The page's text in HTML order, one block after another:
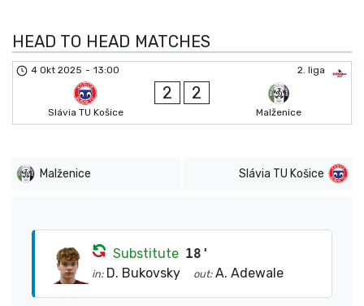
HEAD TO HEAD MATCHES
2. liga
4 Okt 2025 - 13:00
Slávia TU Košice
2 2
Malženice
Malženice Slávia TU Košice
Substitute 18'
in: D. Bukovsky out: A. Adewale